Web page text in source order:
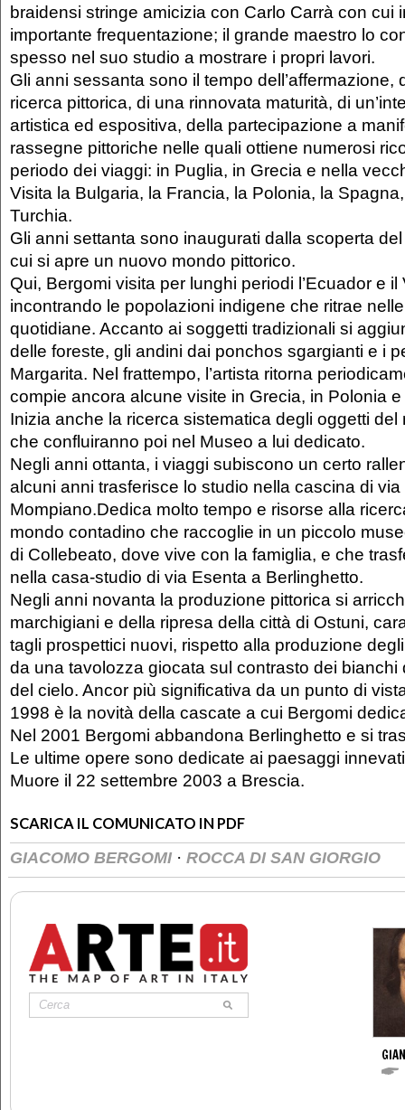
braidensi stringe amicizia con Carlo Carrà con cui
importante frequentazione; il grande maestro lo
spesso nel suo studio a mostrare i propri lavori.
Gli anni sessanta sono il tempo dell’affermazione,
ricerca pittorica, di una rinnovata maturità, di
artistica ed espositiva, della partecipazione a
rassegne pittoriche nelle quali ottiene numerosi
periodo dei viaggi: in Puglia, in Grecia e nella
Visita la Bulgaria, la Francia, la Polonia, la
Turchia.
Gli anni settanta sono inaugurati dalla scoperta
cui si apre un nuovo mondo pittorico.
Qui, Bergomi visita per lunghi periodi l’Ecuador e il
incontrando le popolazioni indigene che ritrae
quotidiane. Accanto ai soggetti tradizionali si
delle foreste, gli andini dai ponchos sgargianti e i
Margarita. Nel frattempo, l’artista ritorna
compie ancora alcune visite in Grecia, in Polonia
Inizia anche la ricerca sistematica degli oggetti
che confluiranno poi nel Museo a lui dedicato.
Negli anni ottanta, i viaggi subiscono un certo
alcuni anni trasferisce lo studio nella cascina di via
Mompiano.Dedica molto tempo e risorse alla
mondo contadino che raccoglie in un piccolo
di Collebeato, dove vive con la famiglia, e che
nella casa-studio di via Esenta a Berlinghetto.
Negli anni novanta la produzione pittorica si
marchigiani e della ripresa della città di Ostuni,
tagli prospettici nuovi, rispetto alla produzione
da una tavolozza giocata sul contrasto dei bianchi
del cielo. Ancor più significativa da un punto di
1998 è la novità della cascate a cui Bergomi
Nel 2001 Bergomi abbandona Berlinghetto e si
Le ultime opere sono dedicate ai paesaggi
Muore il 22 settembre 2003 a Brescia.
SCARICA IL COMUNICATO IN PDF
GIACOMO BERGOMI · ROCCA DI SAN GIORGIO